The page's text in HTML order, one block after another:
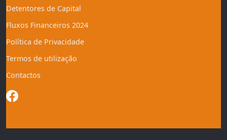
Detentores de Capital
Fluxos Financeiros 2024
Política de Privacidade
Termos de utilização
Contactos